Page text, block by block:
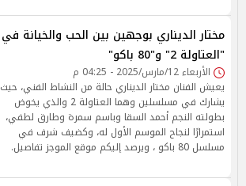
مختار الديناري بوجهين بين الحب والخيانة في
"العتاولة 2" و"80 باكو"
الأربعاء 12/مارس/2025 - 04:25 م
يعيش الفنان مختار الديناري حالة من النشاط الفني، حيث
يشارك في مسلسلين وهما العتاولة 2 والذي يخوض
بطولته النجم أحمد السقا وباسم سمرة وطارق لطفي،
استمرارًا لنجاح الموسم الأول له، وكضيف شرف في
مسلسل 80 باكو ، ويرصد إليكم موقع الموجز تفاصيل.